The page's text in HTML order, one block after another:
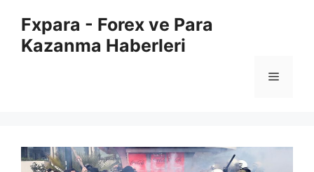
Fxpara - Forex ve Para
Kazanma Haberleri
Menü